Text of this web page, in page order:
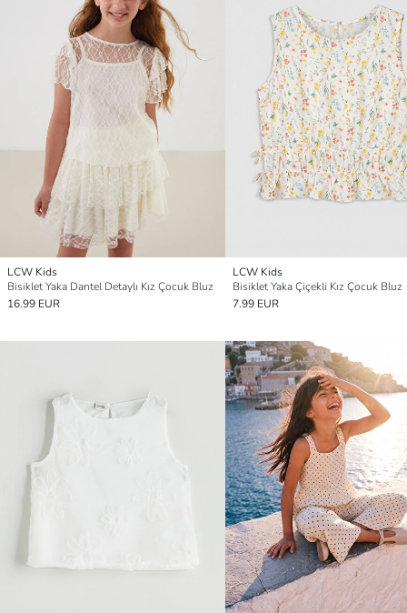
LCW Kids
Bisiklet Yaka Dantel Detaylı Kız Çocuk Bluz
16.99 EUR
LCW Kids
Bisiklet Yaka Çiçekli Kız Çocuk Bluz
7.99 EUR